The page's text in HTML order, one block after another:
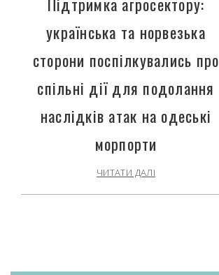
українська та норвезька
сторони поспілкувались про
спільні дії для подолання
наслідків атак на одеські
морпорти
ЧИТАТИ ДАЛІ